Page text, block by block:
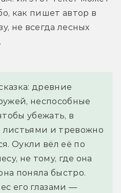
как пишет автор в
не всегда лесных
древние
неспособные
убежать, в
и тревожно
Оукли вёл её по
не тому, где она
поняла быстро.
его глазами —